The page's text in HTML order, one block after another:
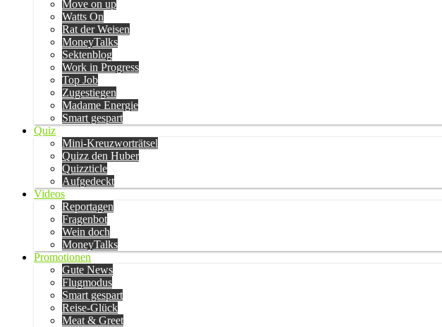
Move on up
Watts On
Rat der Weisen
MoneyTalks
Sektenblog
Work in Progress
Top Job
Zugestiegen
Madame Energie
Smart gespart
Quiz
Mini-Kreuzworträtsel
Quizz den Huber
Quizzticle
Aufgedeckt
Videos
Reportagen
Fragenbot
Wein doch
MoneyTalks
Promotionen
Gute News
Flugmodus
Smart gespart
Reise-Glück
Meat & Greet